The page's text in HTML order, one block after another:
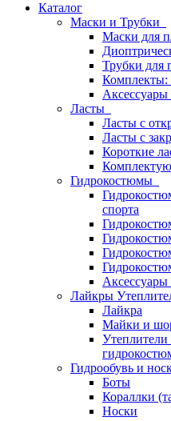
Каталог
Маски и Трубки
Маски для
Трубки для
Комплекты:
Ласты
Ласты с
Ласты с
Короткие
Гидрокостюмы
спорта
Лайкры
Лайкра
Майки и
Утеплители
Гидрообувь и
Боты
Кораллки
Носки